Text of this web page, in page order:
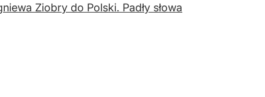
Ziobry do Polski. Padły słowa